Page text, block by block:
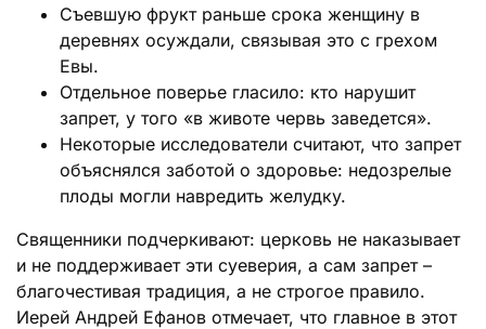
Съевшую фрукт раньше срока женщину в
деревнях осуждали, связывая это с грехом
Евы.
Отдельное поверье гласило: кто нарушит
запрет, у того «в животе червь заведется».
Некоторые исследователи считают, что запрет
объяснялся заботой о здоровье: недозрелые
плоды могли навредить желудку.
Священники подчеркивают: церковь не наказывает
и не поддерживает эти суеверия, а сам запрет –
благочестивая традиция, а не строгое правило.
Иерей Андрей Ефанов отмечает, что главное в этот